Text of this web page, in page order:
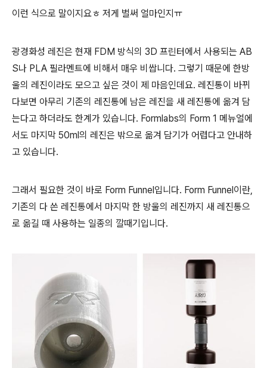
이런 식으로 말이지요ㅎ 저게 벌써 얼마인지ㅠ
광경화성 레진은 현재 FDM 방식의 3D 프린터에서 사용되는 AB
S나 PLA 필라멘트에 비해서 매우 비쌉니다. 그렇기 때문에 한방
울의 레진이라도 모으고 싶은 것이 제 마음인데요. 레진통이 바뀌
다보면 아무리 기존의 레진통에 남은 레진을 새 레진통에 옮겨 담
는다고 하더라도 한계가 있습니다. Formlabs의 Form 1 메뉴얼에
서도 마지막 50ml의 레진은 밖으로 옮겨 담기가 어렵다고 안내하
고 있습니다.
그래서 필요한 것이 바로 Form Funnel입니다. Form Funnel이란,
기존의 다 쓴 레진통에서 마지막 한 방울의 레진까지 새 레진통으
로 옮길 때 사용하는 일종의 깔때기입니다.